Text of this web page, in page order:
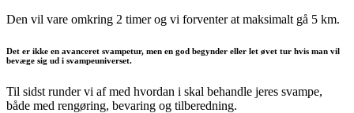
Den vil vare omkring 2 timer og vi forventer at maksimalt gå 5 km.
Det er ikke en avanceret svampetur, men en god begynder eller let øvet tur hvis man vil
bevæge sig ud i svampeuniverset.
Til sidst runder vi af med hvordan i skal behandle jeres svampe,
både med rengøring, bevaring og tilberedning.